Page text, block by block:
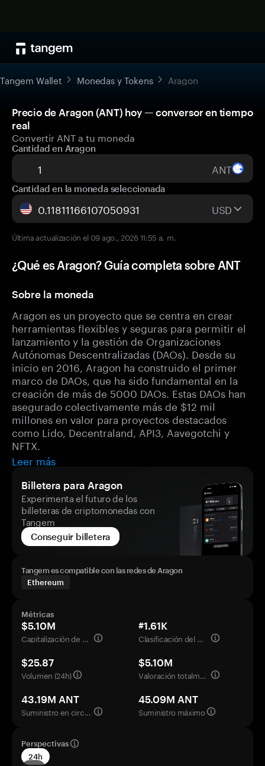
Tangem Wallet Monedas y Tokens Aragon
Precio de Aragon (ANT) hoy — conversor en tiempo
real
Convertir ANT a tu moneda
Cantidad en Aragon
ANT
Cantidad en la moneda seleccionada
USD
Última actualización el 09 ago., 2026 11:55 a. m.
¿Qué es Aragon? Guía completa sobre ANT
Sobre la moneda
Aragon es un proyecto que se centra en crear
herramientas flexibles y seguras para permitir el
lanzamiento y la gestión de Organizaciones
Autónomas Descentralizadas (DAOs). Desde su
inicio en 2016, Aragon ha construido el primer
marco de DAOs, que ha sido fundamental en la
creación de más de 5000 DAOs. Estas DAOs han
asegurado colectivamente más de $12 mil
millones en valor para proyectos destacados
como Lido, Decentraland, API3, Aavegotchi y
NFTX.
Leer más
Billetera para Aragon
Experimenta el futuro de los
billeteras de criptomonedas con
Tangem
Conseguir billetera
Tangem es compatible con las redes de Aragon
Ethereum
Métricas
$5.10M
Capitalización de mercado
#1.61K
Clasificación del mercado
$25.87
Volumen (24h)
$5.10M
Valoración totalmente diluida
43.19M ANT
Suministro en circulación
45.09M ANT
Suministro máximo
Perspectivas
24h